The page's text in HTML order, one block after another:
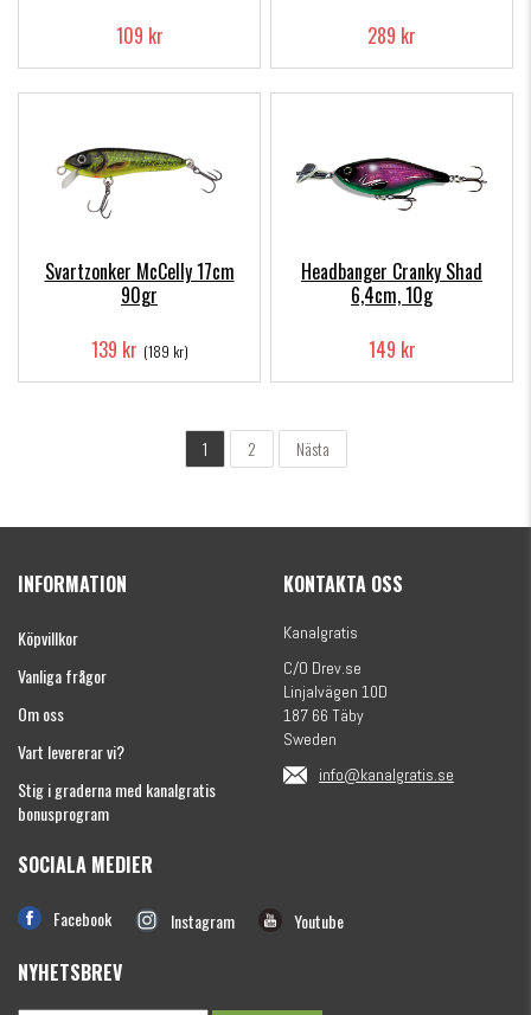
109 kr 289 kr
Svartzonker McCelly 17cm
90gr
139 kr (189 kr)
Headbanger Cranky Shad
6,4cm, 10g
149 kr
1 2 Nästa
INFORMATION
Köpvillkor
Vanliga frågor
Om oss
Vart levererar vi?
Stig i graderna med kanalgratis
bonusprogram
KONTAKTA OSS
Kanalgratis
C/O Drev.se
Linjalvägen 10D
187 66 Täby
Sweden
info@kanalgratis.se
SOCIALA MEDIER
Facebook Instagram Youtube
NYHETSBREV